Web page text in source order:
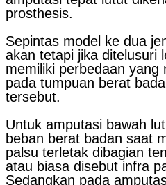
prosthesis.
Sepintas model ke dua
akan tetapi jika ditelusuri
memiliki perbedaan yang
pada tumpuan berat
tersebut.
Untuk amputasi bawah
beban berat badan saat
palsu terletak dibagian
atau biasa disebut infra
Sedangkan pada